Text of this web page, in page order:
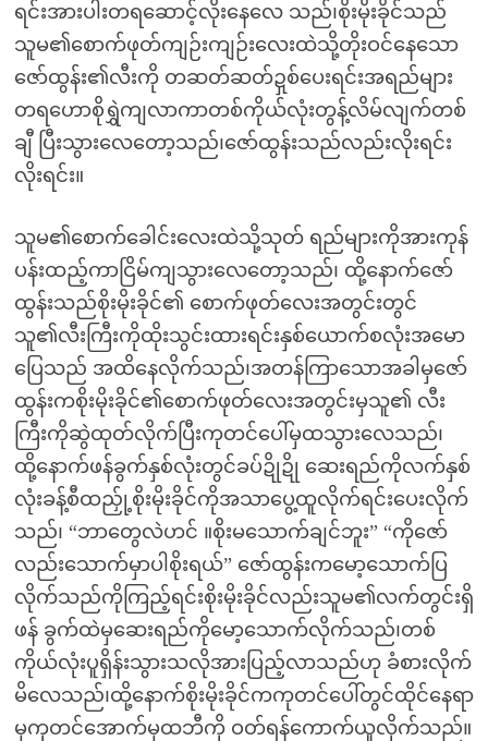
ရင်းအားပါးတရဆောင့်လိုးနေလေ သည်၊စိုးမိုးခိုင်သည်
သူမ၏စောက်ဖုတ်ကျဉ်းကျဉ်းလေးထဲသို့တိုးဝင်နေသော
ဇော်ထွန်း၏လီးကို တဆတ်ဆတ်ဍှစ်ပေးရင်းအရည်များ
တရဟောစိုရွှဲကျလာကာတစ်ကိုယ်လုံးတွန့်လိမ်လျက်တစ်
ချီ ပြီးသွားလေတော့သည်၊ဇော်ထွန်းသည်လည်းလိုးရင်း
လိုးရင်း။
သူမ၏စောက်ခေါင်းလေးထဲသို့သုတ် ရည်များကိုအားကုန်
ပန်းထည့်ကာငြိမ်ကျသွားလေတော့သည်၊ ထို့နောက်ဇော်
ထွန်းသည်စိုးမိုးခိုင်၏ စောက်ဖုတ်လေးအတွင်းတွင်
သူ၏လီးကြီးကိုထိုးသွင်းထားရင်းနှစ်ယောက်စလုံးအမော
ပြေသည် အထိနေလိုက်သည်၊အတန်ကြာသောအခါမှဇော်
ထွန်းကစိုးမိုးခိုင်၏စောက်ဖုတ်လေးအတွင်းမှသူ၏ လီး
ကြီးကိုဆွဲထုတ်လိုက်ပြီးကုတင်ပေါ်မှထသွားလေသည်၊
ထို့နောက်ဖန်ခွက်နှစ်လုံးတွင်ခပ်ဍိုဍို ဆေးရည်ကိုလက်နှစ်
လုံးခန့်စီထည်ှု့စိုးမိုးခိုင်ကိုအသာပွေ့ထူလိုက်ရင်းပေးလိုက်
သည်၊ “ဘာတွေလဲဟင် ။စိုးမသောက်ချင်ဘူး” “ကိုဇော်
လည်းသောက်မှာပါစိုးရယ်” ဇော်ထွန်းကမော့သောက်ပြ
လိုက်သည်ကိုကြည့်ရင်းစိုးမိုးခိုင်လည်းသူမ၏လက်တွင်းရှိ
ဖန် ခွက်ထဲမှဆေးရည်ကိုမော့သောက်လိုက်သည်၊တစ်
ကိုယ်လုံးပူရှိန်းသွားသလိုအားပြည့်လာသည်ဟု ခံစားလိုက်
မိလေသည်၊ထို့နောက်စိုးမိုးခိုင်ကကုတင်ပေါ်တွင်ထိုင်နေရာ
မှကုတင်အောက်မှထဘီကို ဝတ်ရန်ကောက်ယူလိုက်သည်။